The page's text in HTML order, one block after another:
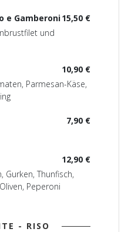
15,50 €
e Gamberoni
und
10,90 €
Parmesan-Käse,
7,90 €
12,90 €
Thunfisch,
Peperoni
- RISO